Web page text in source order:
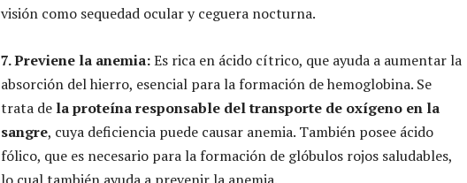
visión como sequedad ocular y ceguera nocturna.
7. Previene la anemia:Es rica en ácido cítrico, que ayuda a aumentar la
absorción del hierro, esencial para la formación de hemoglobina. Se
trata de la proteína responsable del transporte de oxígeno en la
sangre, cuya deficiencia puede causar anemia. También posee ácido
fólico, que es necesario para la formación de glóbulos rojos saludables,
lo cual también ayuda a prevenir la anemia.